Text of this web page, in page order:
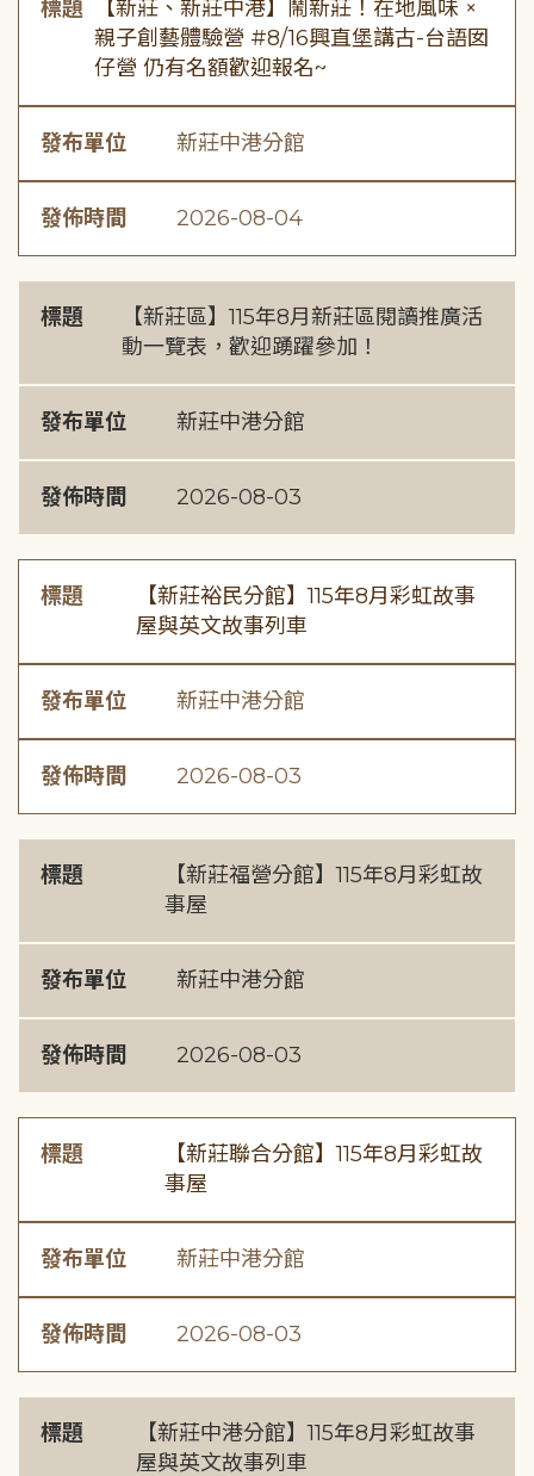
標題
【新莊、新莊中港】鬧新莊！在地風味 ×
親子創藝體驗營 #8/16興直堡講古-台語囡
仔營 仍有名額歡迎報名~
發布單位 新莊中港分館
發佈時間 2026-08-04
標題
【新莊區】115年8月新莊區閱讀推廣活
動一覽表，歡迎踴躍參加！
發布單位 新莊中港分館
發佈時間 2026-08-03
標題
【新莊裕民分館】115年8月彩虹故事
屋與英文故事列車
發布單位 新莊中港分館
發佈時間 2026-08-03
標題
【新莊福營分館】115年8月彩虹故
事屋
發布單位 新莊中港分館
發佈時間 2026-08-03
標題
【新莊聯合分館】115年8月彩虹故
事屋
發布單位 新莊中港分館
發佈時間 2026-08-03
標題
【新莊中港分館】115年8月彩虹故事
屋與英文故事列車